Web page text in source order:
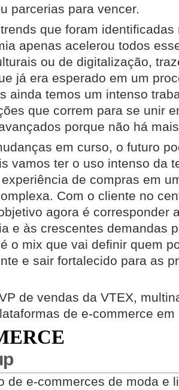
parcerias para vencer.
que foram
apenas acelerou todos
ou de digitalização,
já era esperado em um
ainda temos um intenso
que correm para se unir
porque não há
em curso, o futuro
vamos ter o uso intenso da
de compras em
Com o cliente no
agora é corresponder
e às crescentes demandas
o mix que vai definir quem
e sair fortalecido para as
de vendas da VTEX,
de e-commerce
de e-commerces de moda e